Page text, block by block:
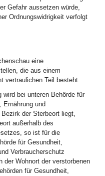
Gefahr aussetzen würde,
Ordnungswidrigkeit verfolgt
eine
die aus einem
vertraulichen Teil besteht.
wird bei unteren Behörde für
Ernährung und
der Sterbeort liegt,
außerhalb des
so ist für die
für Gesundheit,
Verbraucherschutz
der Wohnort der verstorbenen
für Gesundheit,